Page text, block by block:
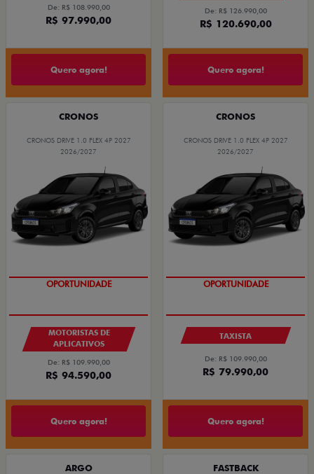
De: R$ 108.990,00
R$ 97.990,00
Quero agora!
De: R$ 126.990,00
R$ 120.690,00
Quero agora!
CRONOS
CRONOS DRIVE 1.0 FLEX 4P 2027
2026/2027
OPORTUNIDADE
MOTORISTAS DE
APLICATIVOS
De: R$ 109.990,00
R$ 94.590,00
Quero agora!
CRONOS
CRONOS DRIVE 1.0 FLEX 4P 2027
2026/2027
OPORTUNIDADE
TAXISTA
De: R$ 109.990,00
R$ 79.990,00
Quero agora!
ARGO FASTBACK